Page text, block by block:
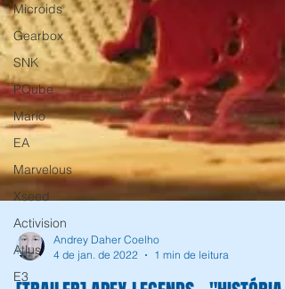
Microids
Gearbox
SNK
PQube
Mario
EA
Marvelous
Xseed
Activision
Atlus
E3